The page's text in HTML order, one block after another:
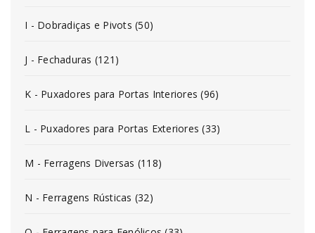
I - Dobradiças e Pivots (50)
J - Fechaduras (121)
K - Puxadores para Portas Interiores (96)
L - Puxadores para Portas Exteriores (33)
M - Ferragens Diversas (118)
N - Ferragens Rústicas (32)